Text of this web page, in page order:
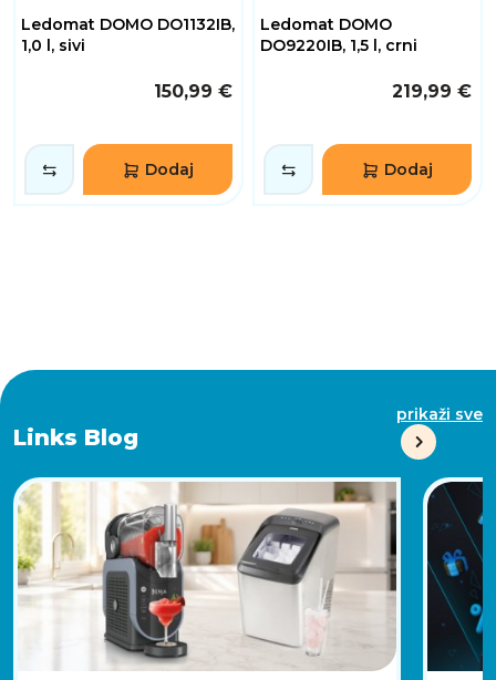
Ledomat DOMO DO1132IB,
1,0 l, sivi
150,99 €
Dodaj
Ledomat DOMO
DO9220IB, 1,5 l, crni
219,99 €
Dodaj
Links Blog
prikaži sve